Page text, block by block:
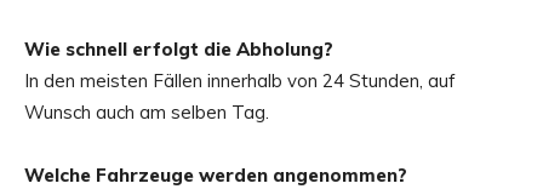
Wie schnell erfolgt die Abholung?
In den meisten Fällen innerhalb von 24 Stunden, auf
Wunsch auch am selben Tag.
Welche Fahrzeuge werden angenommen?